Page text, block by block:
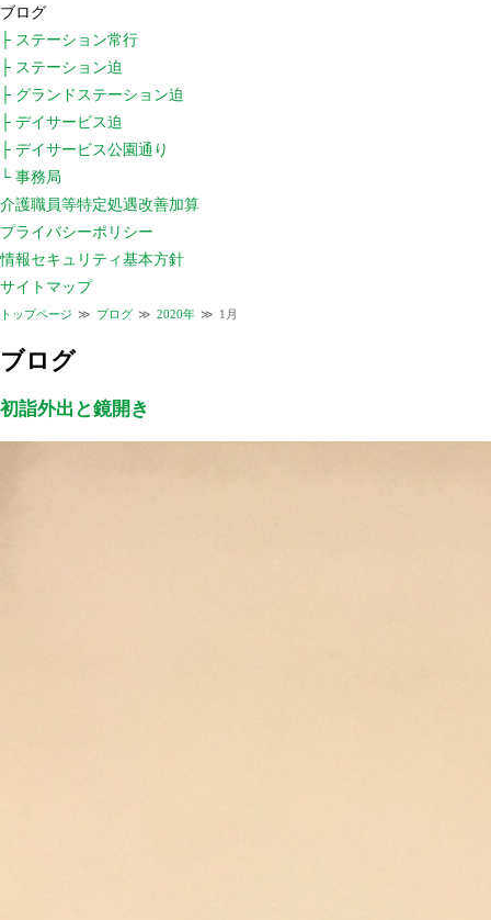
ブログ
├ ステーション常行
├ ステーション迫
├ グランドステーション迫
├ デイサービス迫
├ デイサービス公園通り
└ 事務局
介護職員等特定処遇改善加算
プライバシーポリシー
情報セキュリティ基本方針
サイトマップ
トップページ ブログ 2020年 1月
ブログ
初詣外出と鏡開き